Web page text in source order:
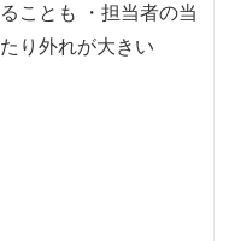
ることも ・担当者の当
たり外れが大きい